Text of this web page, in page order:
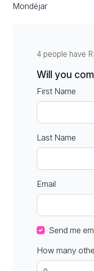
Mondéjar
4 people have
Will you
First Name
Last Name
Email
Send me
How many